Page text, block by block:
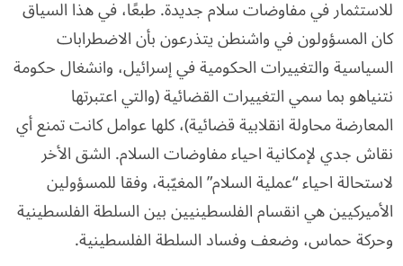
للاستثمار في مفاوضات سلام جديدة. طبعًا، في هذا السياق
كان المسؤولون في واشنطن يتذرعون بأن الاضطرابات
السياسية والتغييرات الحكومية في إسرائيل، وانشغال حكومة
نتنياهو بما سمي التغييرات القضائية (والتي اعتبرتها
المعارضة محاولة انقلابية قضائية)، كلها عوامل كانت تمنع أي
نقاش جدي لإمكانية احياء مفاوضات السلام. الشق الأخر
لاستحالة احياء “عملية السلام” المغيّبة، وفقا للمسؤولين
الأميركيين هي انقسام الفلسطينيين بين السلطة الفلسطينية
وحركة حماس، وضعف وفساد السلطة الفلسطينية.